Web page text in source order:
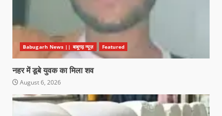
Babugarh News || बाबूगढ़ न्यूज़ Featured
नहर में डूबे युवक का मिला शव
August 6, 2026